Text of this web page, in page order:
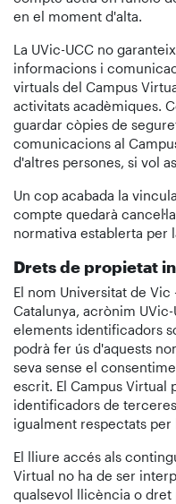
en el moment d'alta.
La UVic-UCC no
informacions i
virtuals del Campus
activitats acadèmiques.
guardar còpies de
comunicacions al
d'altres persones, si vol
Un cop acabada la
compte quedarà
normativa establerta per
Drets de propietat
El nom Universitat de
Catalunya, acrònim
elements identificadors
podrà fer ús d'aquests
seva sense el
escrit. El Campus Virtual
identificadors de
igualment respectats per
El lliure accés als
Virtual no ha de ser
qualsevol llicència o